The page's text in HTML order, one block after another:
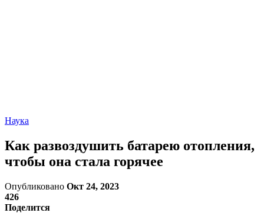
Наука
Как развоздушить батарею отопления,
чтобы она стала горячее
Опубликовано Окт 24, 2023
426
Поделится